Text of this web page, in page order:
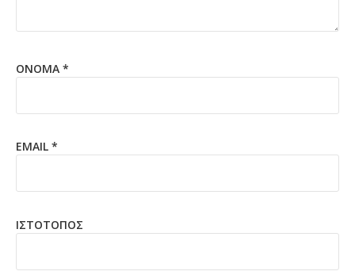
ΌΝΟΜΑ *
EMAIL *
ΙΣΤΌΤΟΠΟΣ